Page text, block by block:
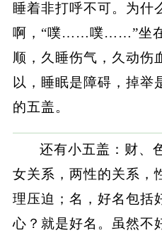
睡着非打呼不可。为什
啊，“噗……噗……”坐在
顺，久睡伤气，久动伤
以，睡眠是障碍，掉举
的五盖。
还有小五盖：财、
女关系，两性的关系，
理压迫；名，好名包括
心？就是好名。虽然不